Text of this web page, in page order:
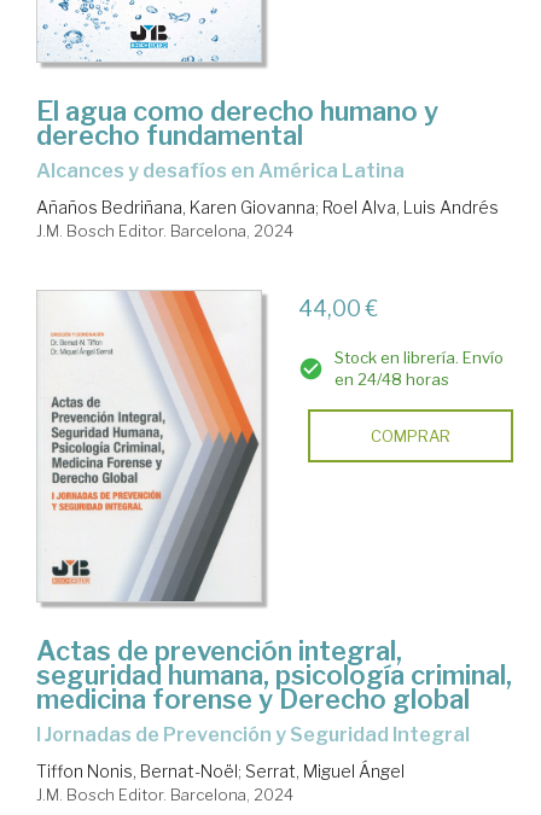
El agua como derecho humano y
derecho fundamental
alcances y desafíos en América Latina
Añaños Bedriñana, Karen Giovanna; Roel Alva, Luis Andrés
J.M. Bosch Editor. Barcelona, 2024
44,00 €
Stock en librería. Envío
en 24/48 horas
COMPRAR
Actas de prevención integral,
seguridad humana, psicología criminal,
medicina forense y Derecho global
I Jornadas de Prevención y Seguridad Integral
Tiffon Nonis, Bernat-Noël; Serrat, Miguel Ángel
J.M. Bosch Editor. Barcelona, 2024